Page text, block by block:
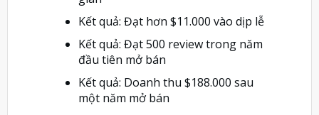
Kết quả: Đạt hơn $11.000 vào dịp lễ
Kết quả: Đạt 500 review trong năm
đầu tiên mở bán
Kết quả: Doanh thu $188.000 sau
một năm mở bán